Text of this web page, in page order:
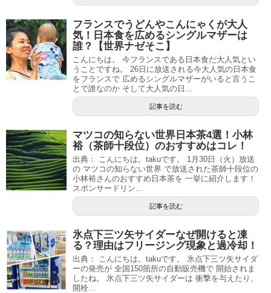
フランスでうどんやこんにゃくが大人
気！日本食を広めるシングルマザーは
誰？【世界ナゼそこ】
こんにちは。 今フランスである日本食だ大人気とい
うことですね。 26日に放送される今大人気の日本食
をフランスで 広めるシングルマザーがいると言うこ
とで誰なのか そして大人気の日...
記事を読む
マツコの知らない世界日本茶4選！小林
裕（茶師十段位）のおすすめはコレ！
出典： こんにちは。takuです。 1月30日（火）放送
の マツコの知らない世界 で放送された茶師十段位の
小林裕さんのおすすめ日本茶を 一挙に紹介します！
スポンサードリン...
記事を読む
氷点下三ツ矢サイダーなぜ開けると凍
る？理由はフリージング現象と過冷却！
出典： こんにちは。takuです。 氷点下三ツ矢サイダ
ーの発売が 全国150箇所の自動販売機で 開始されま
したね。 氷点下三ツ矢サイダーは 衝撃を与えたり、
開栓...